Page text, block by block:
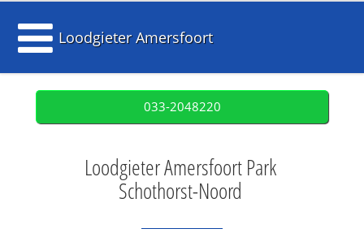
Loodgieter Amersfoort
033-2048220
Loodgieter Amersfoort Park
Schothorst-Noord